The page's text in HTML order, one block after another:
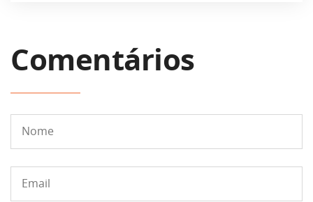
Comentários